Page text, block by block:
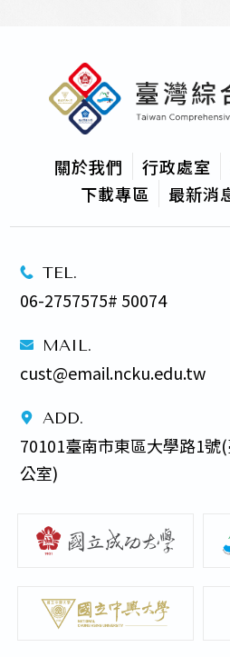
關於我們 行政處室
下載專區
最新消
TEL.
06-2757575# 50074
MAIL.
cust@email.ncku.edu.tw
ADD.
70101臺南市東區大學路1號
公室)